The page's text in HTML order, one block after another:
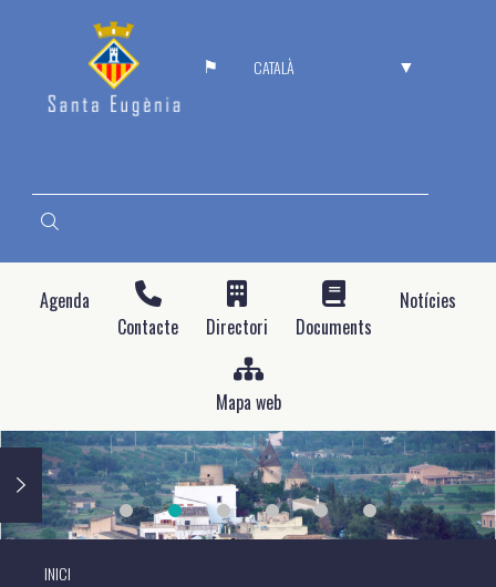
SELECT
YOUR
Agenda
Contacte
Directori Documents
Notícies
Mapa web
INICI